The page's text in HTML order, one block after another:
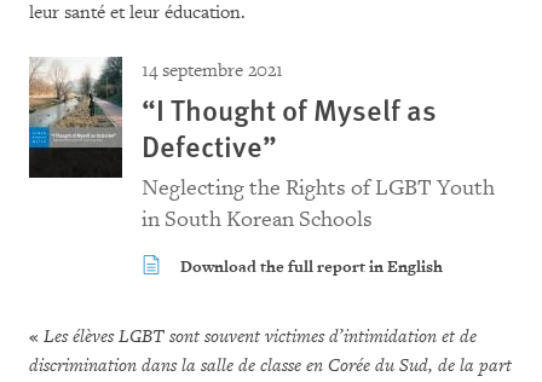
leur santé et leur éducation.
14 septembre 2021
“I Thought of Myself as
Defective”
Neglecting the Rights of LGBT Youth
in South Korean Schools
Download the full report in English
« Les élèves LGBT sont souvent victimes d’intimidation et de
discrimination dans la salle de classe en Corée du Sud, de la part